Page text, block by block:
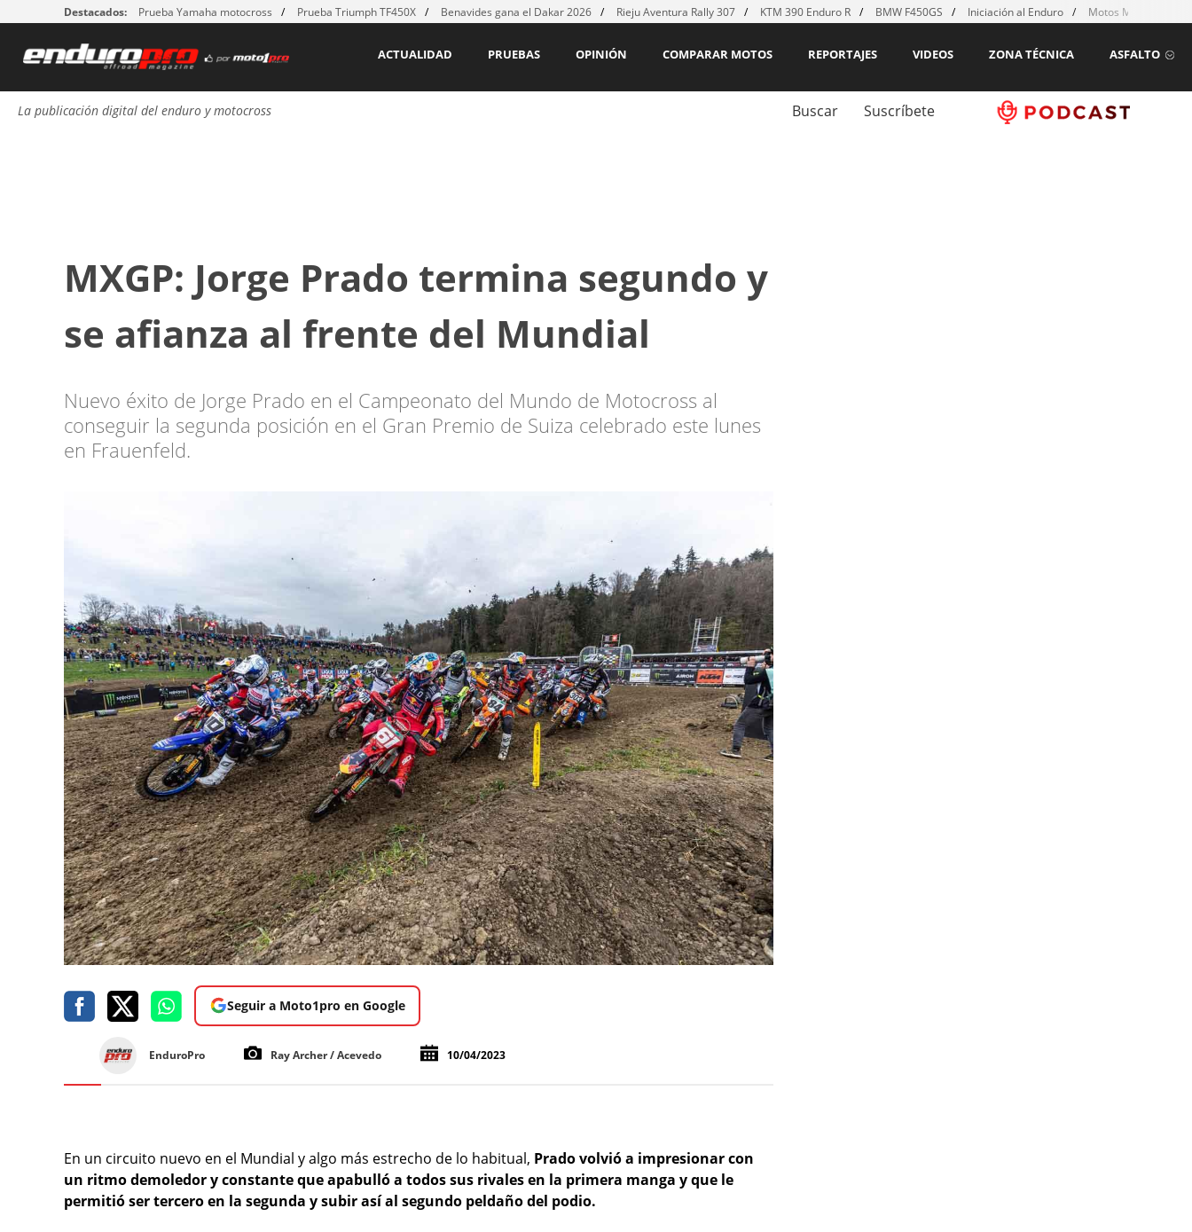
Destacados: Prueba Yamaha motocross Prueba Triumph TF450X Benavides gana el Dakar 2026 Rieju Aventura Rally 307 KTM 390 Enduro R BMW F450GS Iniciación al Enduro Motos MX para
ASFALTO
ZONA TÉCNICA
VIDEOS
REPORTAJES
COMPARAR MOTOS
OPINIÓN
PRUEBAS
ACTUALIDAD
La publicación digital del enduro y motocross Buscar Suscríbete
MXGP: Jorge Prado termina segundo y
se afianza al frente del Mundial
Nuevo éxito de Jorge Prado en el Campeonato del Mundo de Motocross al
conseguir la segunda posición en el Gran Premio de Suiza celebrado este lunes
en Frauenfeld.
Seguir a Moto1pro en Google
EnduroPro Ray Archer / Acevedo 10/04/2023
En un circuito nuevo en el Mundial y algo más estrecho de lo habitual, Prado volvió a impresionar con
un ritmo demoledor y constante que apabulló a todos sus rivales en la primera manga y que le
permitió ser tercero en la segunda y subir así al segundo peldaño del podio.